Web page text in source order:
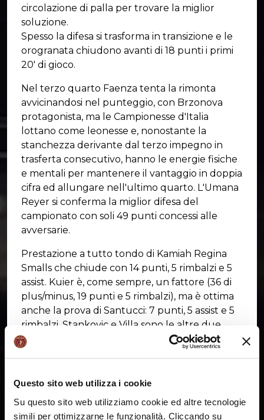
Questo sito web utilizza i cookie
Su questo sito web utilizziamo cookie ed altre tecnologie
simili per ottimizzarne le funzionalità. Cliccando su
circolazione di palla per trovare la miglior
soluzione.
Spesso la difesa si trasforma in transizione e le
orogranata chiudono avanti di 18 punti i primi
20' di gioco.
Nel terzo quarto Faenza tenta la rimonta
avvicinandosi nel punteggio, con Brzonova
protagonista, ma le Campionesse d'Italia
lottano come leonesse e, nonostante la
stanchezza derivante dal terzo impegno in
trasferta consecutivo, hanno le energie fisiche
e mentali per mantenere il vantaggio in doppia
cifra ed allungare nell'ultimo quarto. L'Umana
Reyer si conferma la miglior difesa del
campionato con soli 49 punti concessi alle
avversarie.
Prestazione a tutto tondo di Kamiah Regina
Smalls che chiude con 14 punti, 5 rimbalzi e 5
assist. Kuier è, come sempre, un fattore (36 di
plus/minus, 19 punti e 5 rimbalzi), ma è ottima
anche la prova di Santucci: 7 punti, 5 assist e 5
rimbalzi. Stankovic e Villa sono le altre due
giocatrici in doppia cifra: rispettivamente 14 e 11
19.00.